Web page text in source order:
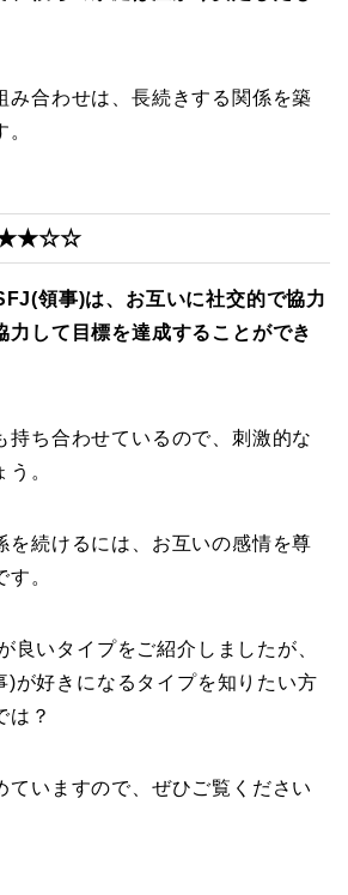
み合わせは、長続きする関係を築
領事)は、お互いに社交的で協力
力して目標を達成することができ
持ち合わせているので、刺激的な
。
を続けるには、お互いの感情を尊
。
良いタイプをご紹介しましたが、
)が好きになるタイプを知りたい方
は？
ていますので、ぜひご覧ください